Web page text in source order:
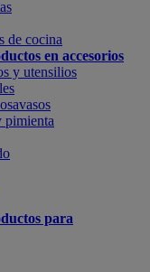
de cocina
en accesorios
y utensilios
pimienta
para